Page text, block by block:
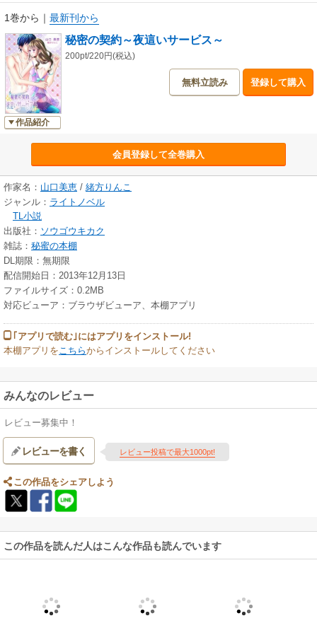
1巻から ｜ 最新刊から
作品紹介
秘密の契約～夜這いサービス～
200pt/220円(税込)
無料立読み 登録して購入
会員登録して全巻購入
作家名： 山口美恵 / 緒方りんこ
ジャンル： ライトノベル
TL小説
出版社： ソウゴウキカク
雑誌： 秘蜜の本棚
DL期限：無期限
配信開始日：2013年12月13日
ファイルサイズ：0.2MB
対応ビューア：ブラウザビューア、本棚アプリ
｢アプリで読む｣にはアプリをインストール!
本棚アプリを こちらからインストールしてください
みんなのレビュー
レビュー募集中！
レビューを書く レビュー投稿で最大1000pt!
この作品をシェアしよう
この作品を読んだ人はこんな作品も読んでいます